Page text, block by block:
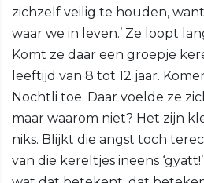
zichzelf veilig te houden, want
waar we in leven.’ Ze loopt
Komt ze daar een groepje
leeftijd van 8 tot 12 jaar.
Nochtli toe. Daar voelde ze
maar waarom niet? Het zijn
niks. Blijkt die angst toch
van die kereltjes ineens